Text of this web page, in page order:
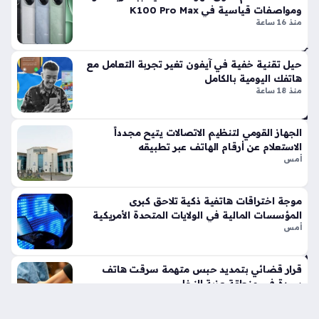
عتي
ن
تط
ورا
ت
مف
اجئ
ة
ط
ل
خد
ت
بوا
بة
هذا الإصدار قد يشكل نقلة نوعية في مسار هواتف…
ومواصفات قياسية في K100 Pro Max
منذ 16 ساعة
حيل تقنية خفية في آيفون تغير تجربة التعامل مع
هاتفك اليومية بالكامل
منذ 18 ساعة
الجهاز القومي لتنظيم الاتصالات يتيح مجدداً
الاستعلام عن أرقام الهاتف عبر تطبيقه
أمس
موجة اختراقات هاتفية ذكية تلاحق كبرى
المؤسسات المالية في الولايات المتحدة الأمريكية
أمس
قرار قضائي بتمديد حبس متهمة سرقت هاتف
سيدة في منطقة عزبة النخل